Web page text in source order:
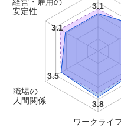
ワークライ
職場の
人間関係
安定性